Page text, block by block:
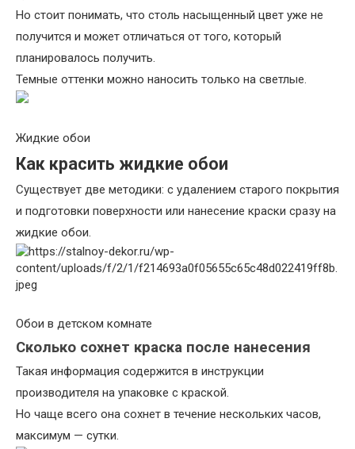
Но стоит понимать, что столь насыщенный цвет уже не
получится и может отличаться от того, который
планировалось получить.
Темные оттенки можно наносить только на светлые.
Жидкие обои
Как красить жидкие обои
Существует две методики: с удалением старого покрытия
и подготовки поверхности или нанесение краски сразу на
жидкие обои.
Обои в детском комнате
Сколько сохнет краска после нанесения
Такая информация содержится в инструкции
производителя на упаковке с краской.
Но чаще всего она сохнет в течение нескольких часов,
максимум — сутки.